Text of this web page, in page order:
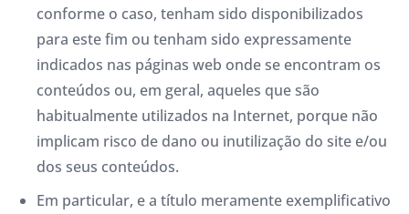
conforme o caso, tenham sido disponibilizados
para este fim ou tenham sido expressamente
indicados nas páginas web onde se encontram os
conteúdos ou, em geral, aqueles que são
habitualmente utilizados na Internet, porque não
implicam risco de dano ou inutilização do site e/ou
dos seus conteúdos.
Em particular, e a título meramente exemplificativo